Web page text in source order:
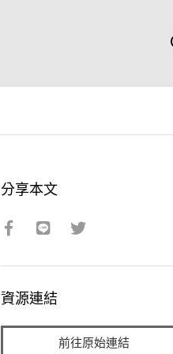
分享本文
資源連結
前往原始連結